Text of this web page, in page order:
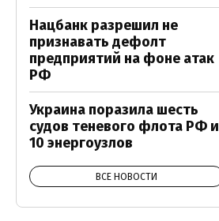
Нацбанк разрешил не
признавать дефолт
предприятий на фоне атак
РФ
Украина поразила шесть
судов теневого флота РФ и
10 энергоузлов
ВСЕ НОВОСТИ